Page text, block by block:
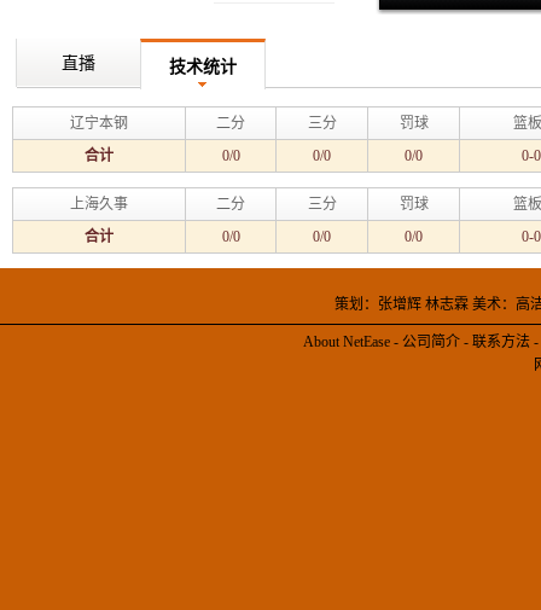
直播 技术统计
辽宁本钢 二分 三分 罚球
篮
合计
0/0 0/0 0/0 0-
上海久事 二分 三分 罚球
篮
合计
0/0 0/0 0/0 0-
策划：张增辉 林志霖 美术：
About NetEase - 公司简介 - 联系方法 -